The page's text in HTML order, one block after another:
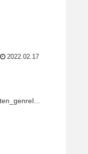
2022.02.17